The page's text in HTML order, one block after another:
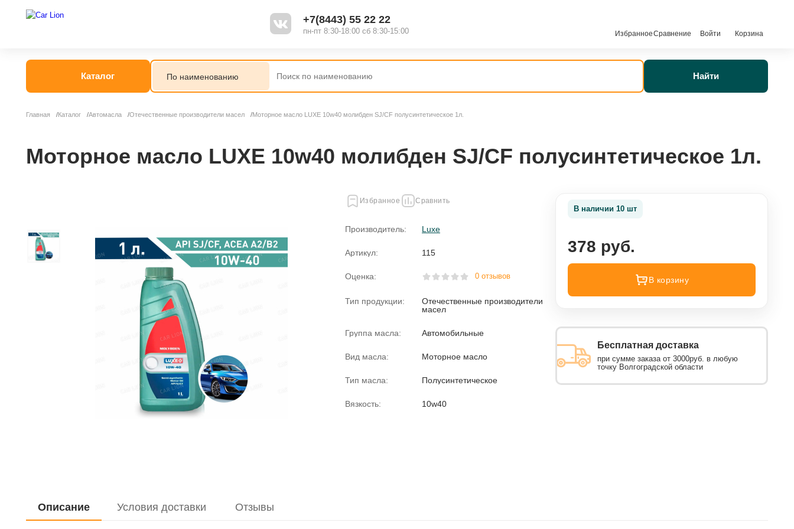
+7(8443) 55 22 22
пн-пт 8:30-18:00 сб 8:30-15:00 ИзбранноеСравнение Войти Корзина
Каталог Найти
Главная Каталог Автомасла Отечественные производители масел Моторное масло LUXE 10w40 молибден SJ/CF полусинтетическое 1л.
Моторное масло LUXE 10w40 молибден SJ/CF полусинтетическое 1л.
Избранное Сравнить
Производитель: Luxe
Артикул: 115
Оценка: 0 отзывов
Тип продукции:
Отечественные производители
масел
Группа масла: Автомобильные
Вид масла: Моторное масло
Тип масла: Полусинтетическое
Вязкость: 10w40
В наличии 10 шт
378 руб.
В корзину
Бесплатная доставка
при сумме заказа от 3000руб. в любую
точку Волгоградской области
Описание Условия доставки Отзывы